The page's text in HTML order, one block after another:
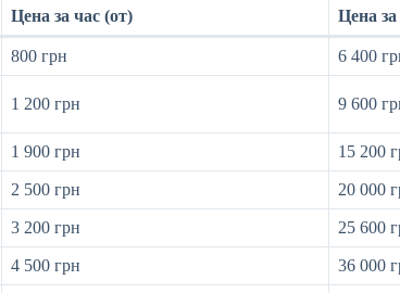
Цена за час (от) Цена
800 грн 6 400
1 200 грн 9 600
1 900 грн 15 200
2 500 грн 20 000
3 200 грн 25 600
4 500 грн 36 000